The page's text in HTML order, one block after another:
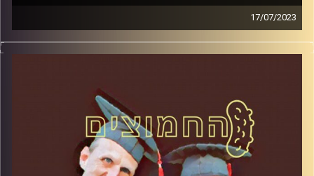
17/07/2023
המערכת הפוליטית על ספת הפסיכולוג, עם פרופסור בועז בן-
דוד ופרופסור גלעד הירשברגר.